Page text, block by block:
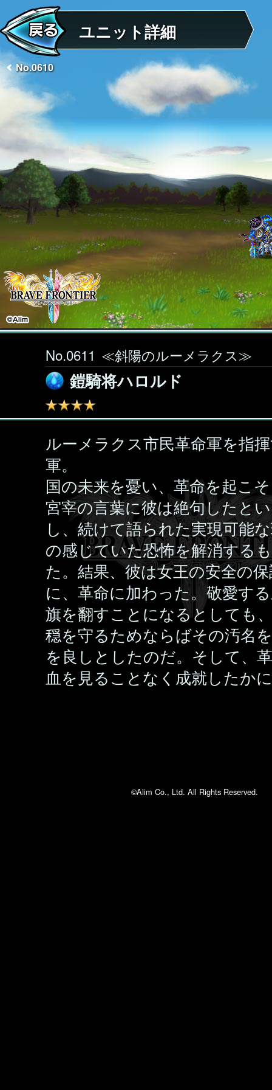
ユニット詳細
No.0610
No.0611 ≪斜陽のルーメラクス≫
鎧騎将ハロルド
ルーメラクス市民革命軍を指
軍。
国の未来を憂い、革命を起こ
宮宰の言葉に彼は絶句したと
し、続けて語られた実現可能
の感じていた恐怖を解消する
た。結果、彼は女王の安全の
に、革命に加わった。敬愛す
旗を翻すことになるとしても
穏を守るためならばその汚名
を良しとしたのだ。そして、
血を見ることなく成就したか
©Alim Co., Ltd. All Rights Reserved.